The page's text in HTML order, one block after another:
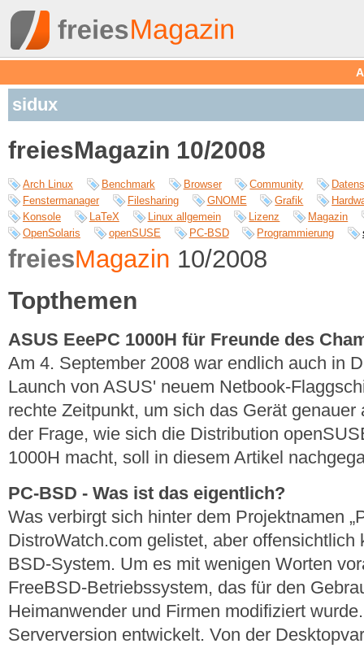
sidux
freiesMagazin 10/2008
Arch Linux Benchmark Browser Community
Fenstermanager
Filesharing GNOME Grafik
Konsole
LaTeX Linux allgemein Lizenz
Magazin
OpenSolaris
openSUSE PC-BSD Programmierung
freiesMagazin 10/2008
Topthemen
ASUS EeePC 1000H für Freunde des
Am 4. September 2008 war endlich auch in
Launch von ASUS' neuem Netbook-
rechte Zeitpunkt, um sich das Gerät
der Frage, wie sich die Distribution
1000H macht, soll in diesem Artikel
PC-BSD - Was ist das eigentlich?
Was verbirgt sich hinter dem Projektnamen
DistroWatch.com gelistet, aber offensichtlich
BSD-System. Um es mit wenigen Worten
FreeBSD-Betriebssystem, das für den
Heimanwender und Firmen modifiziert
Serverversion entwickelt. Von der